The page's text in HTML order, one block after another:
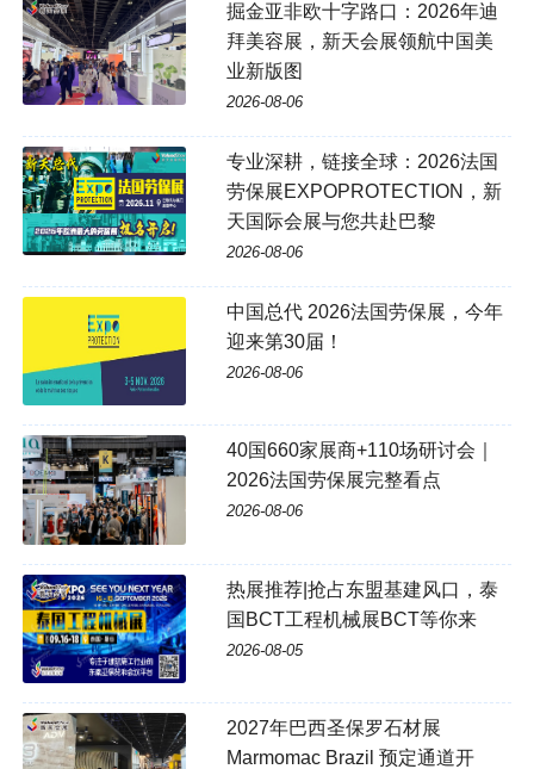
掘金亚非欧十字路口：2026年迪
拜美容展，新天会展领航中国美
业新版图
2026-08-06
专业深耕，链接全球：2026法国
劳保展EXPOPROTECTION，新
天国际会展与您共赴巴黎
2026-08-06
中国总代 2026法国劳保展，今年
迎来第30届！
2026-08-06
40国660家展商+110场研讨会｜
2026法国劳保展完整看点
2026-08-06
热展推荐|抢占东盟基建风口，泰
国BCT工程机械展BCT等你来
2026-08-05
2027年巴西圣保罗石材展
Marmomac Brazil 预定通道开